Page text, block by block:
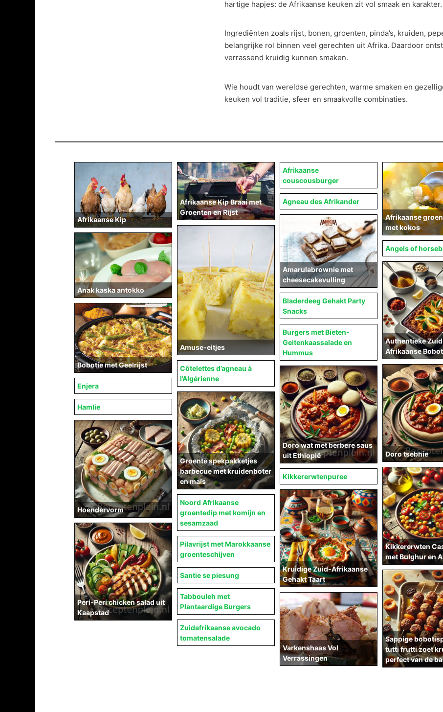
hartige hapjes: de Afrikaanse keuken zit vol smaak en karakter.
Ingrediënten zoals rijst, bonen, groenten, pinda’s, kruiden,
belangrijke rol binnen veel gerechten uit Afrika. Daardoor
verrassend kruidig kunnen smaken.
Wie houdt van wereldse gerechten, warme smaken en
keuken vol traditie, sfeer en smaakvolle combinaties.
Afrikaanse
couscousburger
Afrikaanse
met kokos
Afrikaanse Kip
Afrikaanse Kip Braai met
Groenten en Rijst
Agneau des Afrikander
Amarulabrownie met
cheesecakevulling
Amuse-eitjes
Anak kaska antokko
Angels of
Authentieke
Afrikaanse
Bladerdeeg Gehakt Party
Snacks
Bobotie met Geelrijst
Burgers met Bieten-
Geitenkaassalade en
Hummus
Côtelettes d’agneau à
l’Algérienne
Doro tsebhie
Doro wat met berbere saus
uit Ethiopië
Enjera
Groente spekpakketjes
barbecue met kruidenboter
en maïs
Hamlie
Hoendervorm
Kikkererwten
met Bulghur en
Kikkererwtenpuree
Kruidige Zuid-Afrikaanse
Gehakt Taart
Noord Afrikaanse
groentedip met komijn en
sesamzaad
Peri-Peri chicken salad uit
Kaapstad
Pilavrijst met Marokkaanse
groenteschijven
Santie se piesung
Sappige
tutti frutti zoet
perfect van de
Tabbouleh met
Plantaardige Burgers
Varkenshaas Vol
Verrassingen
Zuidafrikaanse avocado
tomatensalade